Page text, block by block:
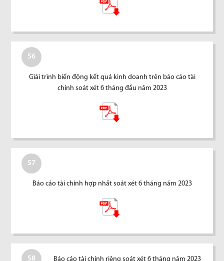
56
Giải trình biến động kết quả kinh doanh trên báo cáo tài
chính soát xét 6 tháng đầu năm 2023
57
Báo cáo tài chính hợp nhất soát xét 6 tháng năm 2023
58 Báo cáo tài chính riêng soát xét 6 tháng năm 2023